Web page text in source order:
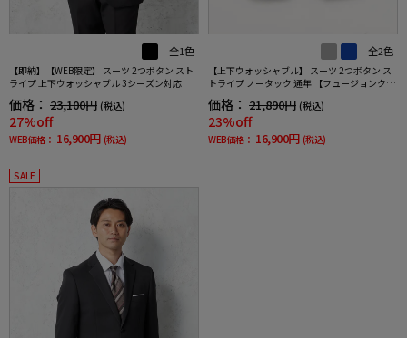
全1色
【即納】【WEB限定】 スーツ 2つボタン スト
ライプ 上下ウォッシャブル 3シーズン対応
価格： 23,100円 (税込)
27%off
WEB価格： 16,900円 (税込)
全2色
【上下ウォッシャブル】 スーツ 2つボタン ス
トライプ ノータック 通年 【フュージョンクラ
価格： 21,890円 (税込)
23%off
WEB価格： 16,900円 (税込)
SALE